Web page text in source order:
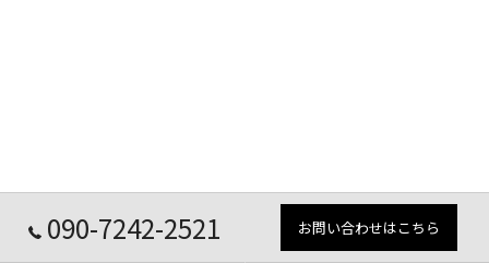
090-7242-2521 お問い合わせはこちら